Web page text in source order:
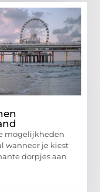
mogelijkheden
wanneer je kiest
dorpjes aan